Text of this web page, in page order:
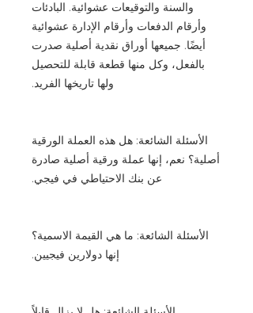
والسنة والتوقيعات عشوائية. البادئات
وأرقام الدفعات وأرقام الإدارة عشوائية
أيضًا. جميعها أوراق نقدية أصلية صدرت
بالفعل، وكل منها قطعة قابلة للتحصيل
ولها تاريخها الفريد.
الأسئلة الشائعة: هل هذه العملة الورقية
أصلية؟ نعم، إنها عملة ورقية أصلية صادرة
عن بنك الاحتياطي في فيجي.
الأسئلة الشائعة: ما هي القيمة الاسمية؟
إنها دولارين فيجيين.